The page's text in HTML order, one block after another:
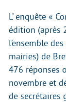
L’ enquête «
édition (après
l’ensemble
mairies) de
476 réponses
novembre et
de secrétaires